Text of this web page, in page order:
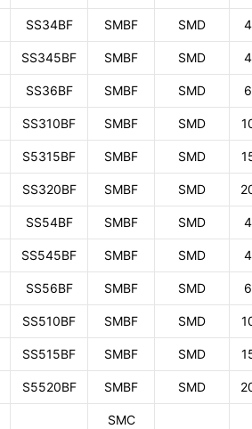
SS34BF SMBF SMD
SS345BF SMBF SMD
SS36BF SMBF SMD
SS310BF SMBF SMD
S5315BF SMBF SMD
SS320BF SMBF SMD
SS54BF SMBF SMD
SS545BF SMBF SMD
SS56BF SMBF SMD
SS510BF SMBF SMD
SS515BF SMBF SMD
S5520BF SMBF SMD
SMC